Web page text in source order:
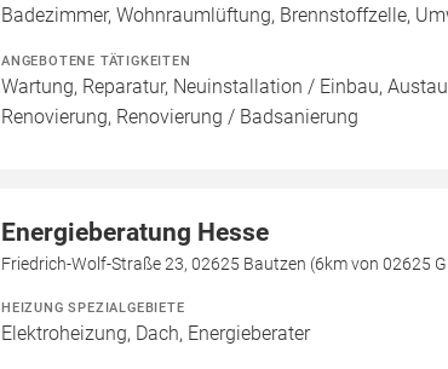
Badezimmer, Wohnraumlüftung, Brennstoffzelle,
ANGEBOTENE TÄTIGKEITEN
Wartung, Reparatur, Neuinstallation / Einbau,
Renovierung, Renovierung / Badsanierung
Energieberatung Hesse
Friedrich-Wolf-Straße 23, 02625 Bautzen (6km von 02625
HEIZUNG SPEZIALGEBIETE
Elektroheizung, Dach, Energieberater